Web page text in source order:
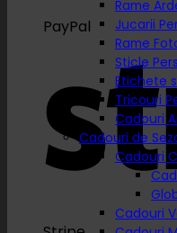
PayPal
Rame
Jucarii
Rame
Sticle
Etichete
Tricouri
Cadouri
Cadouri de
Cadouri
Cadouri